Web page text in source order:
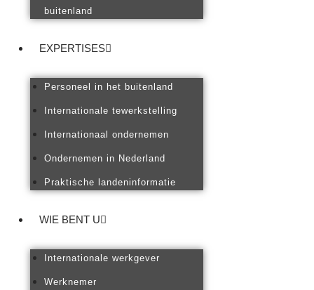
buitenland
EXPERTISES
Personeel in het buitenland
Internationale tewerkstelling
Internationaal ondernemen
Ondernemen in Nederland
Praktische landeninformatie
WIE BENT U
Internationale werkgever
Werknemer